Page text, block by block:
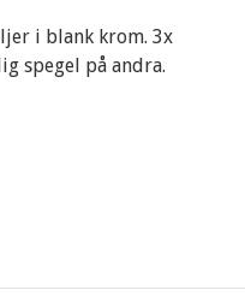
i blank krom. 3x
spegel på andra.